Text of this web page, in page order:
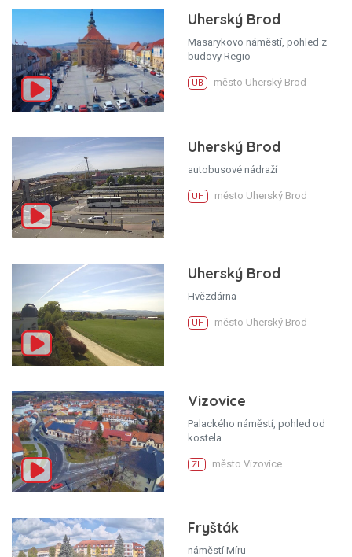
Uherský Brod
Masarykovo náměstí, pohled z
budovy Regio
UB město Uherský Brod
Uherský Brod
autobusové nádraží
UH město Uherský Brod
Uherský Brod
Hvězdárna
UH město Uherský Brod
Vizovice
Palackého náměstí, pohled od
kostela
ZL město Vizovice
Fryšták
náměstí Míru